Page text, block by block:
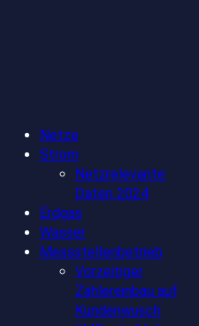
Netze
Strom
Netzrelevante
Daten 2024
Erdgas
Wasser
Messstellenbetrieb
Vorzeitiger
Zählereinbau auf
Kundenwusch